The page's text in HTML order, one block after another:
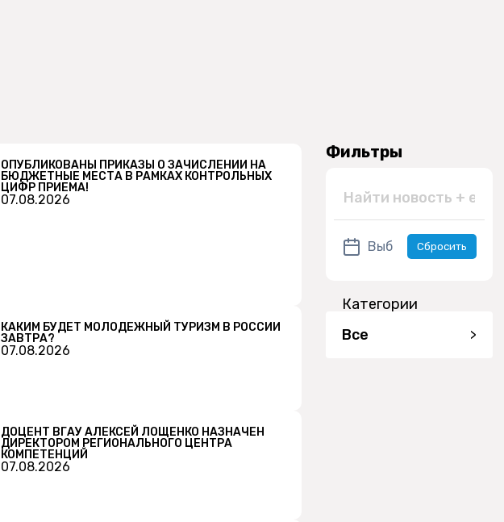
ОПУБЛИКОВАНЫ ПРИКАЗЫ О ЗАЧИСЛЕНИИ НА
БЮДЖЕТНЫЕ МЕСТА В РАМКАХ КОНТРОЛЬНЫХ
ЦИФР ПРИЕМА!
07.08.2026
КАКИМ БУДЕТ МОЛОДЕЖНЫЙ ТУРИЗМ В РОССИИ
ЗАВТРА?
07.08.2026
ДОЦЕНТ ВГАУ АЛЕКСЕЙ ЛОЩЕНКО НАЗНАЧЕН
ДИРЕКТОРОМ РЕГИОНАЛЬНОГО ЦЕНТРА
КОМПЕТЕНЦИЙ
07.08.2026
Фильтры
Сбросить
Категории
Все
>